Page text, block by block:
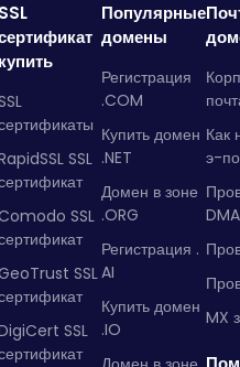
SSL
купить
SSL
SSL
SSL
SSL
Популярные
домены
Регистрация
.COM
Купить домен
.NET
Домен в зоне
.ORG
Регистрация .
AI
Купить домен
.IO
Как
э-
MX